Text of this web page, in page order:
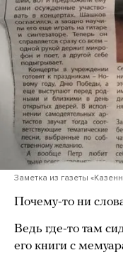
Заметка из газеты
Почему-то ни
Ведь где-то там
его книги с